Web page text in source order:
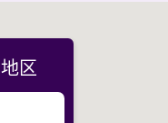
地区